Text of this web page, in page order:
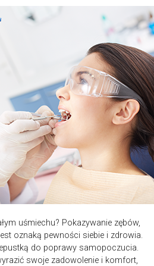
uśmiechu? Pokazywanie zębów,
oznaką pewności siebie i zdrowia.
do poprawy samopoczucia.
swoje zadowolenie i komfort,